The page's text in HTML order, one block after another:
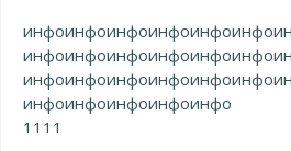
инфоинфоинфоинфоинфоинфо
инфоинфоинфоинфоинфоинфо
инфоинфоинфоинфоинфоинфо
инфоинфоинфоинфоинфо
1111